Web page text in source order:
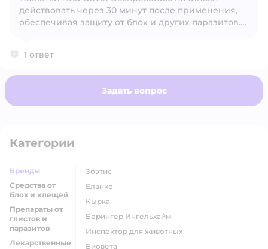
Открыть вопрос
действовать через 30 минут после применения,
обеспечивая защиту от блох и других паразитов.
через 5 часов и продолжается до 42 дней. Защита
1 ответ
Задать вопрос
Категории
Бренды
Средства от
блох и клещей
Препараты от
глистов и
паразитов
Лекарственные
Зоэтис
Еланко
Кырка
Берингер Ингельхайм
Инспектор для животных
Биовета